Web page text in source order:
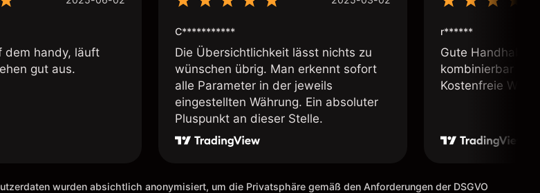
dem handy, läuft
gut aus.
C***********
Die Übersichtlichkeit lässt nichts zu
wünschen übrig. Man erkennt sofort
alle Parameter in der jeweils
eingestellten Währung. Ein absoluter
Pluspunkt an dieser Stelle.
r******
Gute
kombinierbar
Kostenfreie
wurden absichtlich anonymisiert, um die Privatsphäre gemäß den Anforderungen der DSGVO